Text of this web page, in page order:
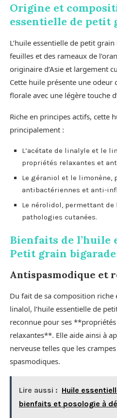
Origine et
essentielle de petit
L’huile essentielle de petit
feuilles et des rameaux de
originaire d’Asie et largement
Cette huile présente une odeur
florale avec une légère touche
Riche en principes actifs, cette
principalement :
L’acétate de linalyle et le
propriétés relaxantes et
Le géraniol et le limonène,
antibactériennes et anti-
Le nérolidol, permettant
pathologies cutanées.
Bienfaits de l’huile
Petit grain bigarade
Antispasmodique et
Du fait de sa composition riche
linalol, l’huile essentielle de
reconnue pour ses
relaxantes**. Elle aide ainsi à
nerveuse telles que les
spasmodiques.
Lire aussi : Huile
bienfaits et posologie à